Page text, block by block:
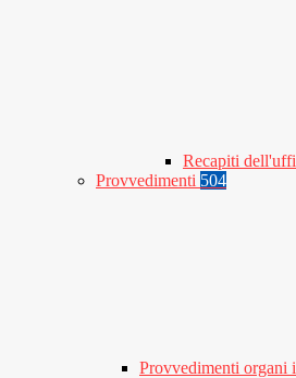
Recapiti
Provvedimenti 504
Provvedimenti organi